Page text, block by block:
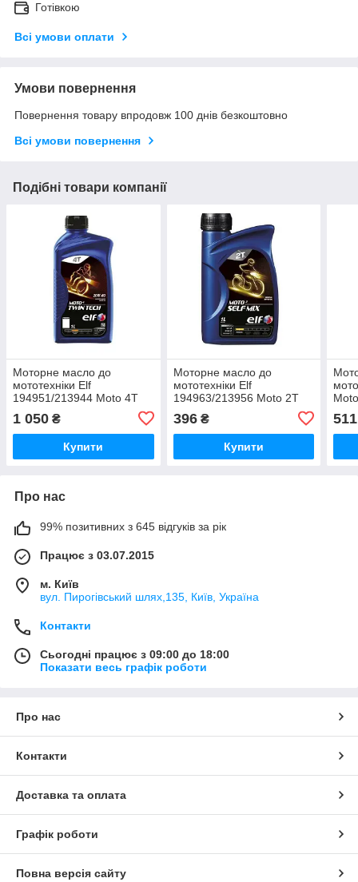
Готівкою
Всі умови оплати
Умови повернення
Повернення товару впродовж 100 днів безкоштовно
Всі умови повернення
Подібні товари компанії
Моторне масло до
мототехніки Elf
194951/213944 Moto 4T
Twin Tech 20W-60 1л (Elf
194951)
1 050 ₴
Купити
Моторне масло до
мототехніки Elf
194963/213956 Moto 2T
396₴
Купити
Про нас
99% позитивних з 645 відгуків за рік
Працює з 03.07.2015
м. Київ
вул. Пирогівський шлях,135, Київ, Україна
Контакти
Сьогодні працює з 09:00 до 18:00
Показати весь графік роботи
Про нас
Контакти
Доставка та оплата
Графік роботи
Повна версія сайту